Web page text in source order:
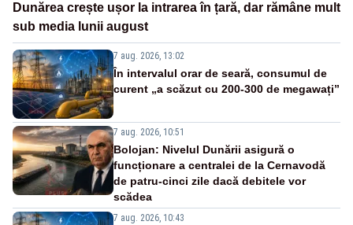
Dunărea crește ușor la intrarea în țară, dar rămâne mult
sub media lunii august
7 aug. 2026, 13:02
În intervalul orar de seară, consumul de
curent „a scăzut cu 200-300 de megawați”
7 aug. 2026, 10:51
Bolojan: Nivelul Dunării asigură o
funcționare a centralei de la Cernavodă
de patru-cinci zile dacă debitele vor
scădea
7 aug. 2026, 10:43